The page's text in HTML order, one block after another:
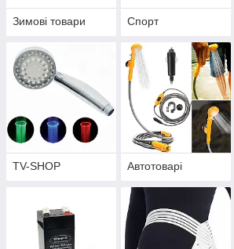
Зимові товари Спорт
TV-SHOP Автотоварі